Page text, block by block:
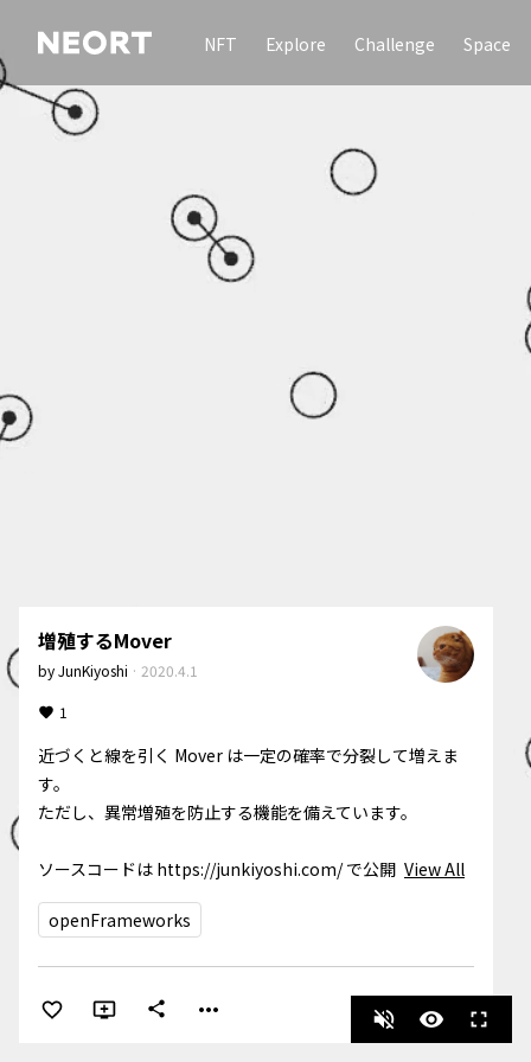
NFT Explore Challenge Space
増殖するMover
byJunKiyoshi · 2020.4.1
1
近づくと線を引く Mover は一定の確率で分裂して増えま
す。
ただし、異常増殖を防止する機能を備えています。
ソースコードは https://junkiyoshi.com/ で公開 View All
openFrameworks
share more_horiz volume_off visibility fullscreen